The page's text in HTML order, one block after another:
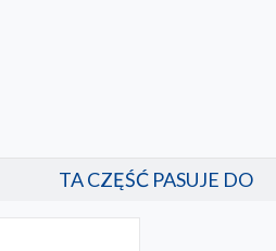
TA CZĘŚĆ PASUJE DO